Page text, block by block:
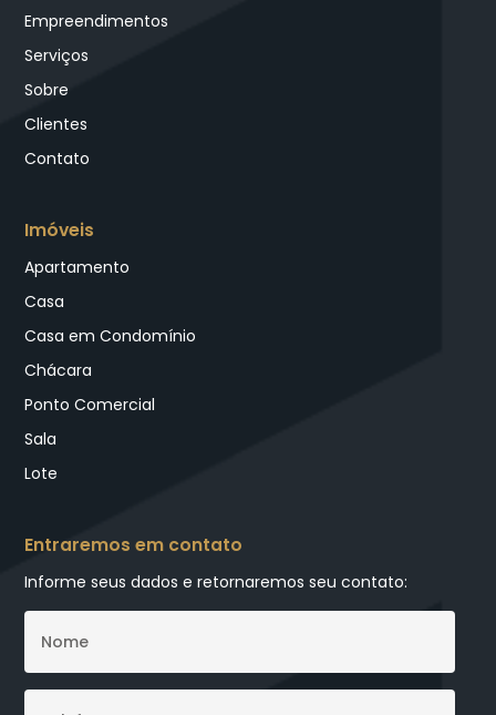
Empreendimentos
Serviços
Sobre
Clientes
Contato
Imóveis
Apartamento
Casa
Casa em Condomínio
Chácara
Ponto Comercial
Sala
Lote
Entraremos em contato
Informe seus dados e retornaremos seu contato: